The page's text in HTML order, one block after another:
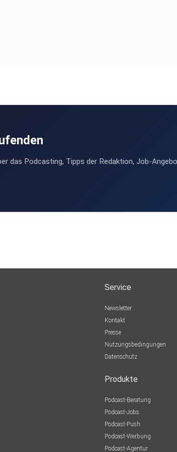
das Podcasting, Tipps der Redaktion, Job-
Service
Newsletter
Kontakt
Presse
Nutzungsbedingungen
Datenschutz
Produkte
Podcast-Beratung
Podcast-Jobs
Podcast-Push
Podcast-Werbung
Podcast-Agentur